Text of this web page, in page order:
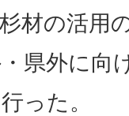
材の活用
県外に向
った。